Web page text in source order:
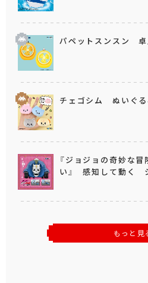
パペットスンスン 卓
チェゴシム ぬいぐる
『ジョジョの奇妙な
い』 感知して動く
もっと見